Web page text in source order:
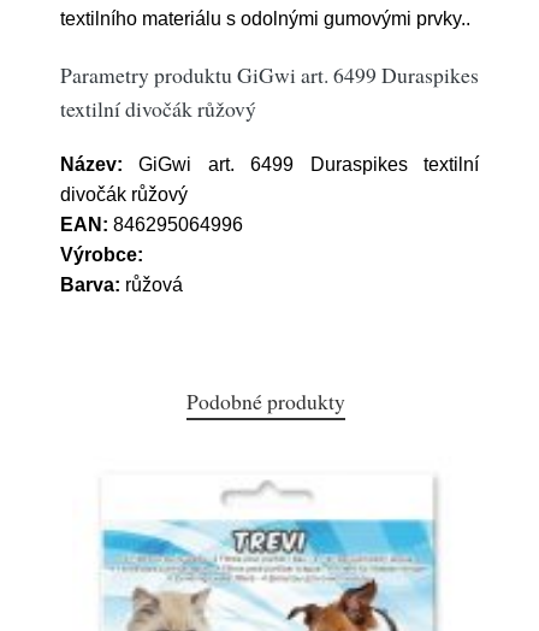
textilního materiálu s odolnými gumovými prvky..
Parametry produktu GiGwi art. 6499 Duraspikes
textilní divočák růžový
Název: GiGwi art. 6499 Duraspikes textilní
divočák růžový
EAN: 846295064996
Výrobce:
Barva: růžová
Podobné produkty